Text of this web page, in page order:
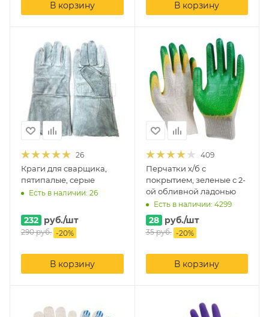
В корзину В корзину
26
Краги для сварщика,
пятипалые, серые
Есть в наличии: 26
232 руб./шт
290руб. -20%
В корзину
409
Перчатки х/б с
покрытием, зеленые с 2-
ой обливной ладонью
Есть в наличии: 4299
28 руб./шт
35руб. -20%
В корзину